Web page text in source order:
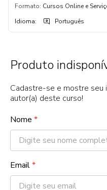
Formato: Cursos Online e
Idioma: Português
Produto
Cadastre-se e mostre seu
autor(a) deste curso!
Nome *
Email*